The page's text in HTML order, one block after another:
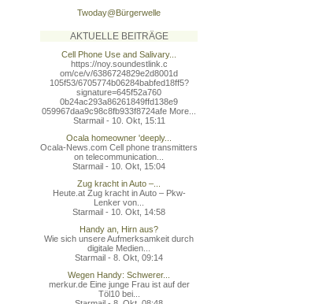
Twoday@Bürgerwelle
AKTUELLE BEITRÄGE
Cell Phone Use and Salivary...
https://noy.soundestlink.c
om/ce/v/6386724829e2d8001d
105f53/6705774b06284babfed18ff5?
signature=645f52a760
0b24ac293a86261849ffd138e9
059967daa9c98c8fb933f8724afe More...
Starmail - 10. Okt, 15:11
Ocala homeowner 'deeply...
Ocala-News.com Cell phone transmitters
on telecommunication...
Starmail - 10. Okt, 15:04
Zug kracht in Auto –...
Heute.at Zug kracht in Auto – Pkw-
Lenker von...
Starmail - 10. Okt, 14:58
Handy an, Hirn aus?
Wie sich unsere Aufmerksamkeit durch
digitale Medien...
Starmail - 8. Okt, 09:14
Wegen Handy: Schwerer...
merkur.de Eine junge Frau ist auf der
Töl10 bei...